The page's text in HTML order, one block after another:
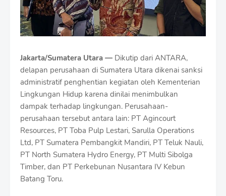
Jakarta/Sumatera Utara — Dikutip dari ANTARA,
delapan perusahaan di Sumatera Utara dikenai sanksi
administratif penghentian kegiatan oleh Kementerian
Lingkungan Hidup karena dinilai menimbulkan
dampak terhadap lingkungan. Perusahaan-
perusahaan tersebut antara lain: PT Agincourt
Resources, PT Toba Pulp Lestari, Sarulla Operations
Ltd, PT Sumatera Pembangkit Mandiri, PT Teluk Nauli,
PT North Sumatera Hydro Energy, PT Multi Sibolga
Timber, dan PT Perkebunan Nusantara IV Kebun
Batang Toru.